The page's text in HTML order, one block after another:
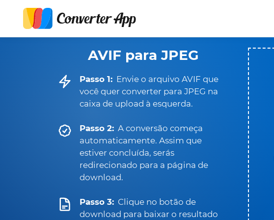
AVIF para JPEG
Passo 1: Envie o arquivo AVIF que
você quer converter para JPEG na
caixa de upload à esquerda.
Passo 2: A conversão começa
automaticamente. Assim que
estiver concluída, serás
redirecionado para a página de
download.
Passo 3: Clique no botão de
download para baixar o resultado